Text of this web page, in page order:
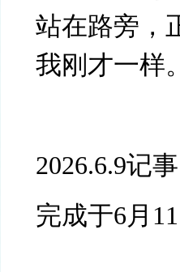
站在路旁，
我刚才一样。
2026.6.9记事
完成于6月